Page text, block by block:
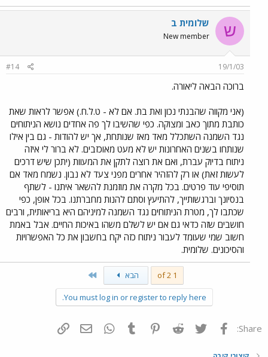
ש שלומית ב
New member
19/1/03
#14
ברוכה הבאה ליאורה.
(אני מקווה שהבנתי נכון ואת בת. אם לא - ט.ל.ח.) אפשר לראות שאת
כותבת מתוך כאב ומצוקה. כפי שהשיבו לך פה אחדים נושא הניתוחים
נגד השמנה השתכלל מאד מאז שנותחת, אך יש להודות - גם בין אילו
שנותחו בשנים האחרונות יש לא מעט מאוכזבים. לא ברור לי איזה
ניתוח בדיוק עברת, ואם את רוצה לתקן את המעוות (יתכן שיש דרכים
לעשות זאת) או רק להזהיר אחרים מפני צעד לא נבון. נשמח מאד אם
תוסיפי עוד פרטים. בכל מקרה את מוזמנת להשאר איתנו - לשתף
בנסיונך וברגשותייך, להתיעץ וסתם להנות מחברתנו. בכל אופן, כפי
שכתבו לך, מטרת הניתוחים נגד השמנה למיניהם היא בריאותית, ורבים
חושבים שזה כדאי גם אם יש לשלם משהו באיכות החיים. אבל באמת
חשוב שמי שעומד לעבור ניתוח כזה יקח בחשבון את כל האפשרויות
והסיכונים. שלומית.
1 of 2 הבא
You must log in or register to reply here.
Share: פייסבוק Twitter
Reddit
Pinterest
Tumblr
WhatsAppדואר אלקטרוני